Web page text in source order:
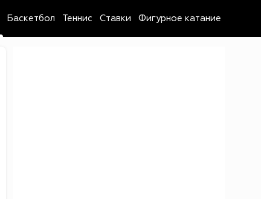
Баскетбол Теннис Ставки Фигурное катание